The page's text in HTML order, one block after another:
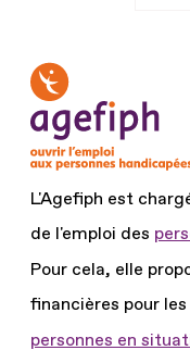
L'Agefiph est
de l'emploi des
Pour cela, elle
financières pour les
personnes en